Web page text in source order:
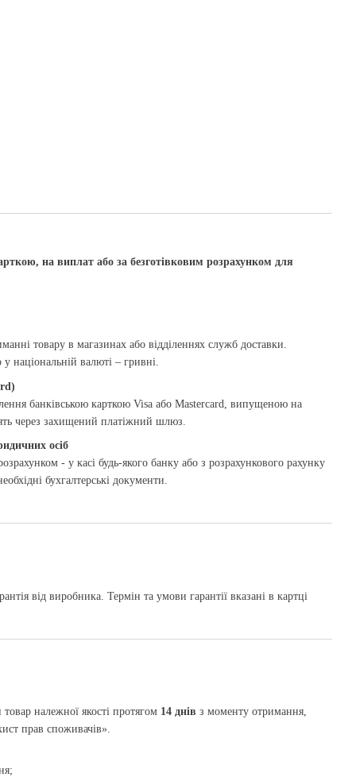
на виплат або за безготівковим розрахунком для
товару в магазинах або відділеннях служб доставки.
національній валюті – гривні.
банківською карткою Visa або Mastercard, випущеною на
через захищений платіжний шлюз.
осіб
- у касі будь-якого банку або з розрахункового рахунку
бухгалтерські документи.
від виробника. Термін та умови гарантії вказані в картці
належної якості протягом 14 днів з моменту отримання,
прав споживачів».